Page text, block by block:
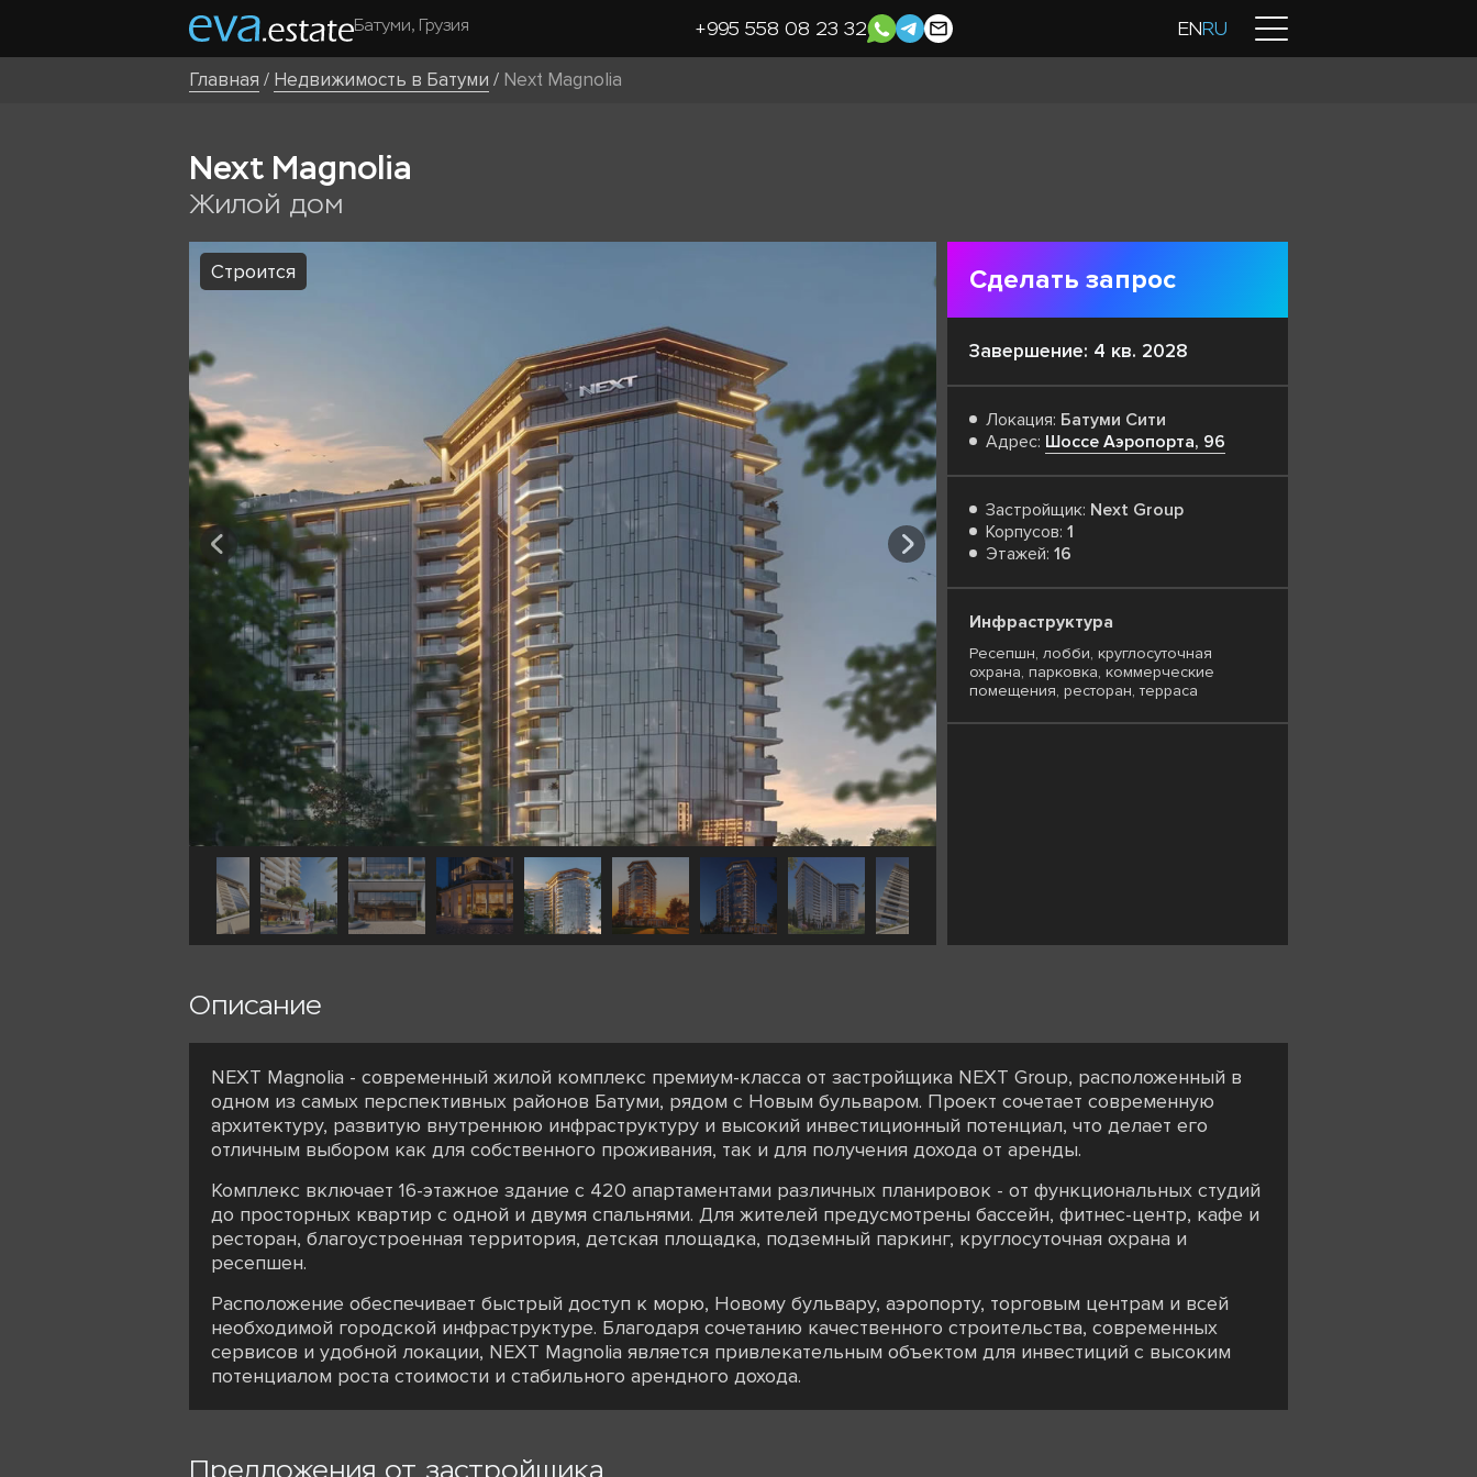
Батуми, Грузия +995 558 08 23 32 ENRU
Главная / Недвижимость в Батуми / Next Magnolia
Next Magnolia
Жилой дом
Строится Сделать запрос
Завершение: 4 кв. 2028
Локация: Батуми Сити
Адрес: Шоссе Аэропорта, 96
Застройщик: Next Group
Корпусов: 1
Этажей: 16
Инфраструктура
Ресепшн, лобби, круглосуточная
охрана, парковка, коммерческие
помещения, ресторан, терраса
Описание
NEXT Magnolia - современный жилой комплекс премиум-класса от застройщика NEXT Group, расположенный в
одном из самых перспективных районов Батуми, рядом с Новым бульваром. Проект сочетает современную
архитектуру, развитую внутреннюю инфраструктуру и высокий инвестиционный потенциал, что делает его
отличным выбором как для собственного проживания, так и для получения дохода от аренды.
Комплекс включает 16-этажное здание с 420 апартаментами различных планировок - от функциональных студий
до просторных квартир с одной и двумя спальнями. Для жителей предусмотрены бассейн, фитнес-центр, кафе и
ресторан, благоустроенная территория, детская площадка, подземный паркинг, круглосуточная охрана и
ресепшен.
Расположение обеспечивает быстрый доступ к морю, Новому бульвару, аэропорту, торговым центрам и всей
необходимой городской инфраструктуре. Благодаря сочетанию качественного строительства, современных
сервисов и удобной локации, NEXT Magnolia является привлекательным объектом для инвестиций с высоким
потенциалом роста стоимости и стабильного арендного дохода.
Предложения от застройщика